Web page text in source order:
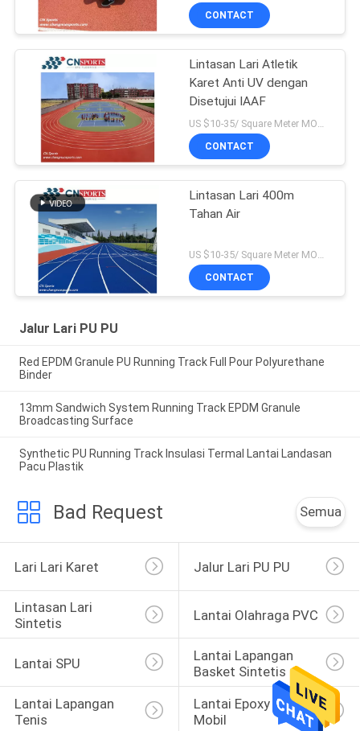
CONTACT
Lintasan Lari Atletik
Karet Anti UV dengan
Disetujui IAAF
CONTACT
Lintasan Lari 400m
Tahan Air
CONTACT
Jalur Lari PU PU
Red EPDM Granule PU Running Track Full Pour Polyurethane
Binder
13mm Sandwich System Running Track EPDM Granule
Broadcasting Surface
Synthetic PU Running Track Insulasi Termal Lantai Landasan
Pacu Plastik
Bad Request Semua
Lari Lari Karet Jalur Lari PU PU
Lintasan Lari
Sintetis
Lantai Olahraga PVC
Lantai SPU
Lantai Lapangan
Basket Sintetis
Lantai Lapangan
Tenis
Lantai Epoxy Parkir
Mobil